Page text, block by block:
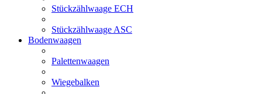
Stückzählwaage ECH
Stückzählwaage ASC
Bodenwaagen
Palettenwaagen
Wiegebalken